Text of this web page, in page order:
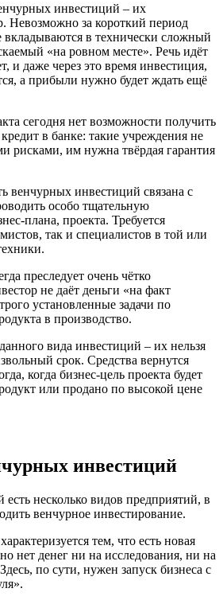
инвестиций – их
Невозможно за короткий период
вкладываются в технически сложный
«на ровном месте». Речь идёт
и даже через это время инвестиция,
а прибыли нужно будет ждать ещё
сегодня нет возможности получить
в банке: такие учреждения не
рисками, им нужна твёрдая гарантия
венчурных инвестиций связана с
особо тщательную
плана, проекта. Требуется
так и специалистов в той или
преследует очень чётко
не даёт деньги «на факт
установленные задачи по
в производство.
вида инвестиций – их нельзя
срок. Средства вернутся
когда бизнес-цель проекта будет
или продано по высокой цене
инвестиций
несколько видов предприятий, в
венчурное инвестирование.
тем, что есть новая
нет денег ни на исследования, ни на
по сути, нужен запуск бизнеса с